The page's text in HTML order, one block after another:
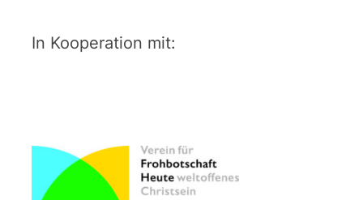
In Kooperation mit: